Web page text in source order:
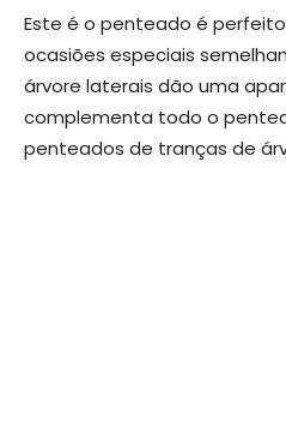
Este é o penteado é
ocasiões especiais
árvore laterais dão uma
complementa todo o
penteados de tranças de